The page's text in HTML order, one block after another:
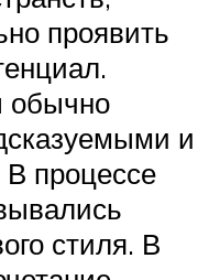
проявить
обычно
и
процессе
стиля. В